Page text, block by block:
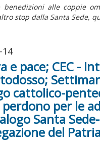
alle coppie
stop dalla Santa Sede,
e pace; CEC -
cattolico-
perdono per le
Santa
del